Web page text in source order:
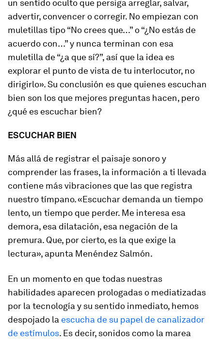
un sentido oculto que persiga arreglar, salvar,
advertir, convencer o corregir. No empiezan con
muletillas tipo “No crees que…” o “¿No estás de
acuerdo con…” y nunca terminan con esa
muletilla de “¿a que sí?”, así que la idea es
explorar el punto de vista de tu interlocutor, no
dirigirlo». Su conclusión es que quienes escuchan
bien son los que mejores preguntas hacen, pero
¿qué es escuchar bien?
ESCUCHAR BIEN
Más allá de registrar el paisaje sonoro y
comprender las frases, la información a ti llevada
contiene más vibraciones que las que registra
nuestro tímpano. «Escuchar demanda un tiempo
lento, un tiempo que perder. Me interesa esa
demora, esa dilatación, esa negación de la
premura. Que, por cierto, es la que exige la
lectura», apunta Menéndez Salmón.
En un momento en que todas nuestras
habilidades aparecen prologadas o mediatizadas
por la tecnología y su sentido inmediato, hemos
despojado la escucha de su papel de canalizador
de estímulos. Es decir, sonidos como la marea